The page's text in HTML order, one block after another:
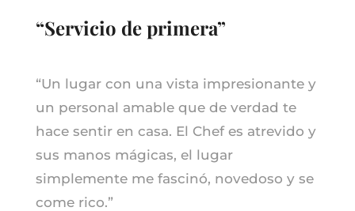
“Servicio de primera”
“Un lugar con una vista impresionante y
un personal amable que de verdad te
hace sentir en casa. El Chef es atrevido y
sus manos mágicas, el lugar
simplemente me fascinó, novedoso y se
come rico.”